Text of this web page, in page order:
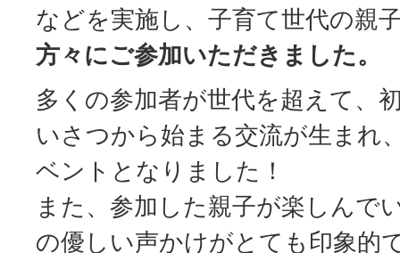
などを実施し、子育て世代の親
方々にご参加いただきました。
多くの参加者が世代を超えて、
いさつから始まる交流が生まれ
ベントとなりました！
また、参加した親子が楽しんで
の優しい声かけがとても印象的